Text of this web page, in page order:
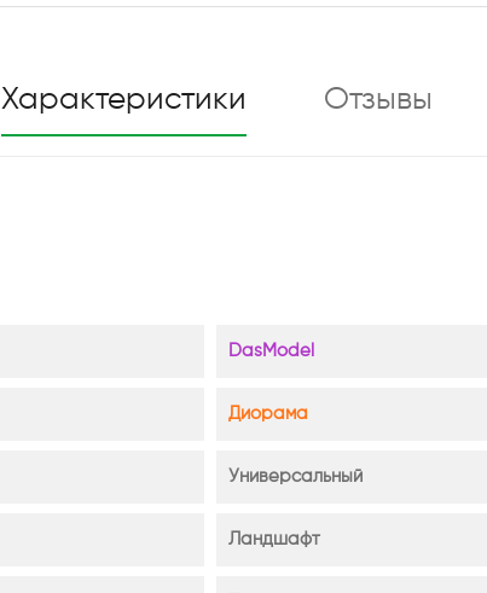
Характеристики Отзывы
DasModel
Диорама
Универсальный
Ландшафт